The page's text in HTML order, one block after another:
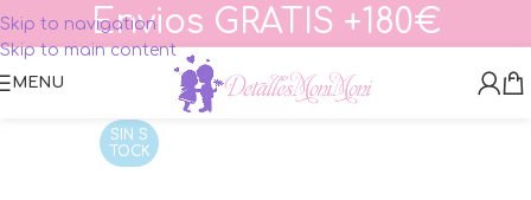
Skip to navigation
Skip to main content
Envios GRATIS +180€
MENU
SIN S
TOCK